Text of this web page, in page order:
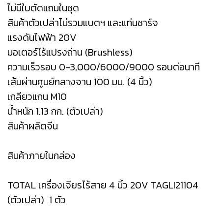
ไม่มีใบตัดแถมในชุด
สินค้าตัวเปล่าไม่รวมแบตฯ และแท่นชาร์จ
แรงดันไฟฟ้า 20V
มอเตอร์ไร้แปรงถ่าน (Brushless)
ความเร็วรอบ 0-3,000/6000/9000 รอบต่อนาที
เส้นผ่านศูนย์กลางจาน 100 มม. (4 นิ้ว)
เกลียวแกน M10
น้ำหนัก 1.13 กก. (ตัวเปล่า)
สินค้าผลิตจีน
สินค้าภายในกล่อง
TOTAL เครื่องเจียรไร้สาย 4 นิ้ว 20V TAGLI21104
(ตัวเปล่า) 1 ตัว